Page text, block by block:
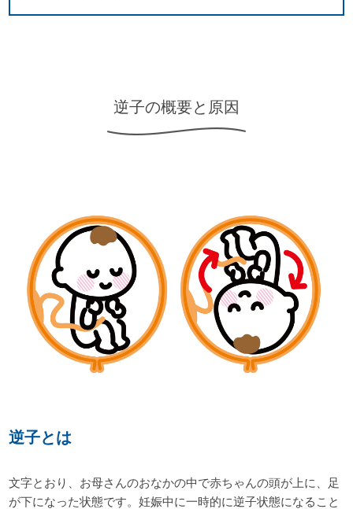
逆子の概要と原因
逆子とは
文字とおり、お母さんのおなかの中で赤ちゃんの頭が上に、足
が下になった状態です。妊娠中に一時的に逆子状態になること